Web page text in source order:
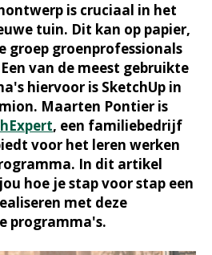
is cruciaal in het
tuin. Dit kan op papier,
groep groenprofessionals
van de meest gebruikte
hiervoor is SketchUp in
Maarten Pontier is
, een familiebedrijf
voor het leren werken
In dit artikel
hoe je stap voor stap een
met deze
programma's.